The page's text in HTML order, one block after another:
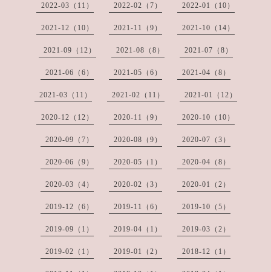
2022-03（11） 2022-02（7） 2022-01（10）
2021-12（10） 2021-11（9） 2021-10（14）
2021-09（12） 2021-08（8） 2021-07（8）
2021-06（6） 2021-05（6） 2021-04（8）
2021-03（11） 2021-02（11） 2021-01（12）
2020-12（12） 2020-11（9） 2020-10（10）
2020-09（7） 2020-08（9） 2020-07（3）
2020-06（9） 2020-05（1） 2020-04（8）
2020-03（4） 2020-02（3） 2020-01（2）
2019-12（6） 2019-11（6） 2019-10（5）
2019-09（1） 2019-04（1） 2019-03（2）
2019-02（1） 2019-01（2） 2018-12（1）